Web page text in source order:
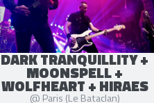
DARK TRANQUILLITY +
MOONSPELL +
WOLFHEART + HIRAES
@ Paris (Le Bataclan)